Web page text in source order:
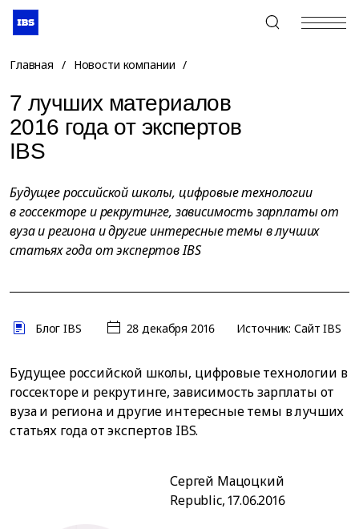
+7 (495) 967-80-80
Главная / Новости компании /
7 лучших материалов
2016 года от экспертов
IBS
Будущее российской школы, цифровые технологии
в госсекторе и рекрутинге, зависимость зарплаты от
вуза и региона и другие интересные темы в лучших
статьях года от экспертов IBS
Блог IBS 28 декабря 2016 Источник: Сайт IBS
Будущее российской школы, цифровые технологии в
госсекторе и рекрутинге, зависимость зарплаты от
вуза и региона и другие интересные темы в лучших
статьях года от экспертов IBS.
Сергей Мацоцкий
Republic, 17.06.2016